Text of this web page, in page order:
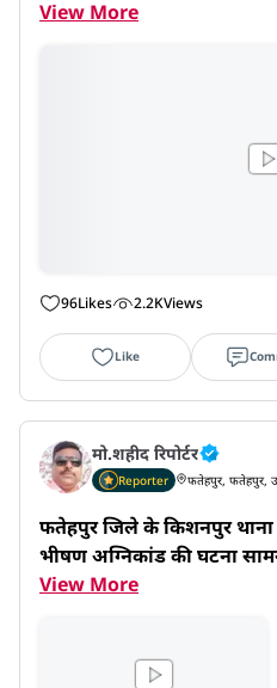
View More
96Likes 2.2KViews
Like
मो.शहीद रिपोर्टर
Reporter फतेहपुर, फतेहपुर,
फतेहपुर जिले के किशनपुर थाना
भीषण अग्निकांड की घटना
View More